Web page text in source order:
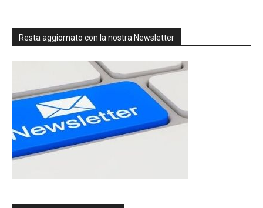
Resta aggiornato con la nostra Newsletter